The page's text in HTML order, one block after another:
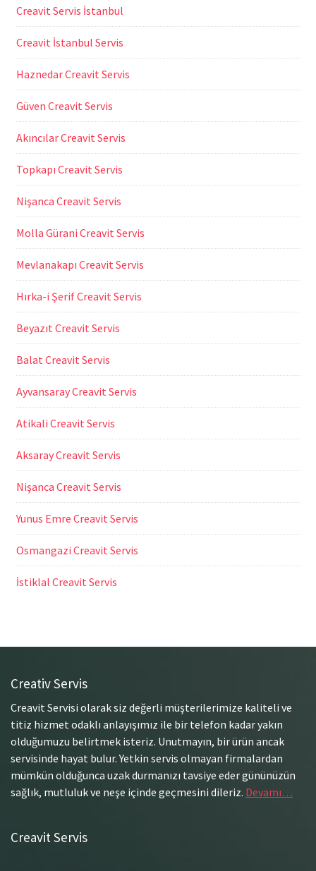
Creavit Servis İstanbul
Creavit İstanbul Servis
Haznedar Creavit Servis
Güven Creavit Servis
Akıncılar Creavit Servis
Topkapı Creavit Servis
Nişanca Creavit Servis
Molla Gürani Creavit Servis
Mevlanakapı Creavit Servis
Hırka-i Şerif Creavit Servis
Beyazıt Creavit Servis
Balat Creavit Servis
Ayvansaray Creavit Servis
Atikali Creavit Servis
Aksaray Creavit Servis
Nişanca Creavit Servis
Yunus Emre Creavit Servis
Osmangazi Creavit Servis
İstiklal Creavit Servis
Creativ Servis
Creavit Servisi olarak siz değerli müşterilerimize kaliteli ve
titiz hizmet odaklı anlayışımız ile bir telefon kadar yakın
olduğumuzu belirtmek isteriz. Unutmayın, bir ürün ancak
servisinde hayat bulur. Yetkin servis olmayan firmalardan
mümkün olduğunca uzak durmanızı tavsiye eder gününüzün
sağlık, mutluluk ve neşe içinde geçmesini dileriz. Devamı…
Creavit Servis